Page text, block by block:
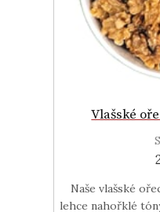
Vlašské
Naše vlašské
lehce nahořklé